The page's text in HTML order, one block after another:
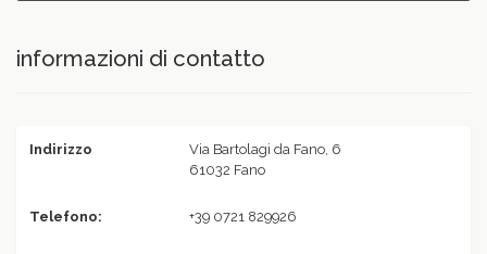
informazioni di contatto
Indirizzo
Via Bartolagi da Fano, 6
61032 Fano
Telefono: +39 0721 829926